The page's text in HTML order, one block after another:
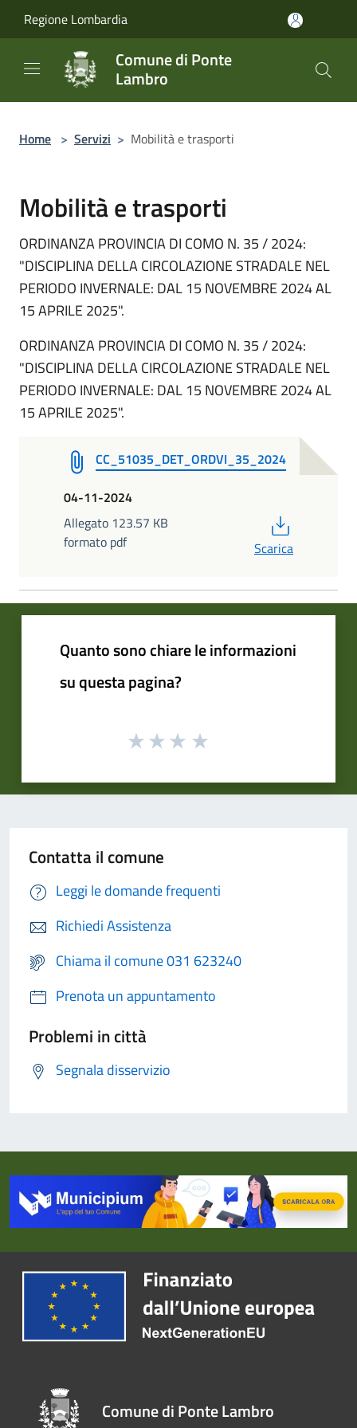
Regione Lombardia
Comune di Ponte
Lambro
Home > Servizi > Mobilità e trasporti
Mobilità e trasporti
ORDINANZA PROVINCIA DI COMO N. 35 / 2024:
"DISCIPLINA DELLA CIRCOLAZIONE STRADALE NEL
PERIODO INVERNALE: DAL 15 NOVEMBRE 2024 AL
15 APRILE 2025".
ORDINANZA PROVINCIA DI COMO N. 35 / 2024:
"DISCIPLINA DELLA CIRCOLAZIONE STRADALE NEL
PERIODO INVERNALE: DAL 15 NOVEMBRE 2024 AL
15 APRILE 2025".
CC_51035_DET_ORDVI_35_2024
04-11-2024
Allegato 123.57 KB
formato pdf
Scarica
Quanto sono chiare le informazioni
su questa pagina?
Contatta il comune
Leggi le domande frequenti
Richiedi Assistenza
Chiama il comune 031 623240
Prenota un appuntamento
Problemi in città
Segnala disservizio
Comune di Ponte Lambro